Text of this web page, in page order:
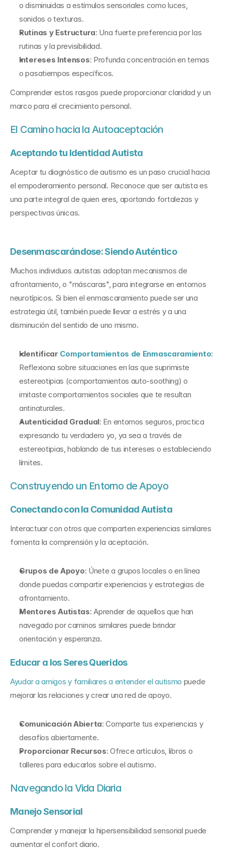
o disminuidas a estímulos sensoriales como luces,
sonidos o texturas.
Rutinas y Estructura: Una fuerte preferencia por las
rutinas y la previsibilidad.
Intereses Intensos: Profunda concentración en temas
o pasatiempos específicos.
Comprender estos rasgos puede proporcionar claridad y un
marco para el crecimiento personal.
El Camino hacia la Autoaceptación
Aceptando tu Identidad Autista
Aceptar tu diagnóstico de autismo es un paso crucial hacia
el empoderamiento personal. Reconoce que ser autista es
una parte integral de quien eres, aportando fortalezas y
perspectivas únicas.
Desenmascarándose: Siendo Auténtico
Muchos individuos autistas adoptan mecanismos de
afrontamiento, o "máscaras", para integrarse en entornos
neurotípicos. Si bien el enmascaramiento puede ser una
estrategia útil, también puede llevar a estrés y a una
disminución del sentido de uno mismo.
Identificar Comportamientos de Enmascaramiento:
Reflexiona sobre situaciones en las que suprimiste
estereotipias (comportamientos auto-soothing) o
imitaste comportamientos sociales que te resultan
antinaturales.
Autenticidad Gradual: En entornos seguros, practica
expresando tu verdadero yo, ya sea a través de
estereotipias, hablando de tus intereses o estableciendo
límites.
Construyendo un Entorno de Apoyo
Conectando con la Comunidad Autista
Interactuar con otros que comparten experiencias similares
fomenta la comprensión y la aceptación.
Grupos de Apoyo: Únete a grupos locales o en línea
donde puedas compartir experiencias y estrategias de
afrontamiento.
Mentores Autistas: Aprender de aquellos que han
navegado por caminos similares puede brindar
orientación y esperanza.
Educar a los Seres Queridos
Ayudar a amigos y familiares a entender el autismo puede
mejorar las relaciones y crear una red de apoyo.
Comunicación Abierta: Comparte tus experiencias y
desafíos abiertamente.
Proporcionar Recursos: Ofrece artículos, libros o
talleres para educarlos sobre el autismo.
Navegando la Vida Diaria
Manejo Sensorial
Comprender y manejar la hipersensibilidad sensorial puede
aumentar el confort diario.